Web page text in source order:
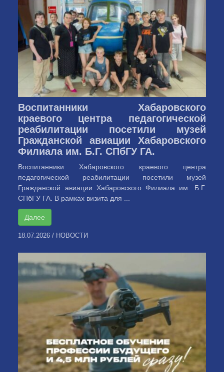
Воспитанники Хабаровского
краевого центра педагогической
реабилитации посетили музей
Гражданской авиации Хабаровского
Филиала им. Б.Г. СПбГУ ГА.
Воспитанники Хабаровского краевого центра
педагогической реабилитации посетили музей
Гражданской авиации Хабаровского Филиала им. Б.Г.
СПбГУ ГА. В рамках визита для ...
Далее
18.07.2026 / НОВОСТИ